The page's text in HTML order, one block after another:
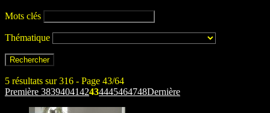
Mots clés
Thématique
5 résultats sur 316 - Page 43/64
Première 3839404142434445464748Dernière